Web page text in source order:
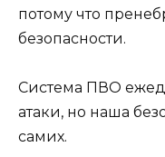
потому что
безопасности.
Система ПВО
атаки, но наша
самих.